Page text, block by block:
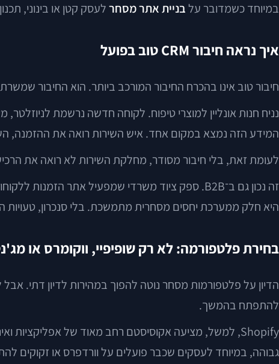
במיוחד כשמדובר עלבניית אתר מסחרלעסק קטן או בינוני,
איך נראה חיבור CRM טוב בפועל
חיבור טוב אינו בהכרח החיבור המורכב ביותר. הוא החיבור
המידע הזה נמצא במקום אחד. איש השירות רואה את ההזמנה,
לעומת זאת, בלי חיבור מסודר, מחלקת השירות לא רואה את
היא חלק ממערכת יחסים מסחרית מתמשכת. בלי סנכרון, טעויות
בחירת פלטפורמה: לא רק שופיפיי, ווקומרס או
הדיון על פלטפורמות מסחר נוטה להפוך במהירות לדיון דתי.
להתפתח בהמשך.